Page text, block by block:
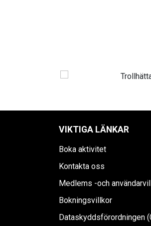
VIKTIGA LÄNKAR
Boka aktivitet
Kontakta oss
Medlems -och
Bokningsvillkor
Dataskyddsförordningen